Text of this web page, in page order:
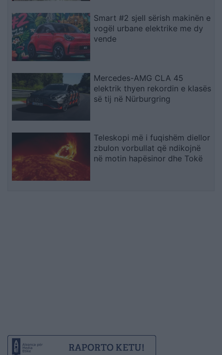
Smart #2 sjell sërish makinën e
vogël urbane elektrike me dy
vende
Mercedes-AMG CLA 45
elektrik thyen rekordin e klasës
së tij në Nürburgring
Teleskopi më i fuqishëm diellor
zbulon vorbullat që ndikojnë
në motin hapësinor dhe Tokë